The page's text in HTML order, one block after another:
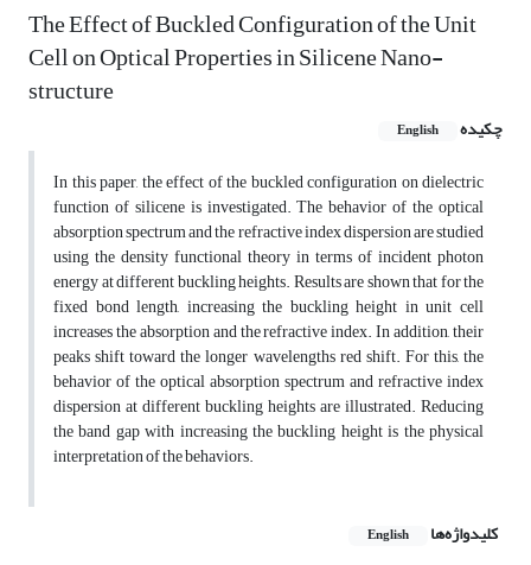
The Effect of Buckled Configuration of the Unit
Cell on Optical Properties in Silicene Nano-
structure
چکیده English
In this paper, the effect of the buckled configuration on dielectric
function of silicene is investigated. The behavior of the optical
absorption spectrum and the refractive index dispersion are studied
using the density functional theory in terms of incident photon
energy at different buckling heights. Results are shown that for the
fixed bond length, increasing the buckling height in unit cell
increases the absorption and the refractive index. In addition, their
peaks shift toward the longer wavelengths red shift. For this, the
behavior of the optical absorption spectrum and refractive index
dispersion at different buckling heights are illustrated. Reducing
the band gap with increasing the buckling height is the physical
interpretation of the behaviors.
کلیدواژه‌ها English